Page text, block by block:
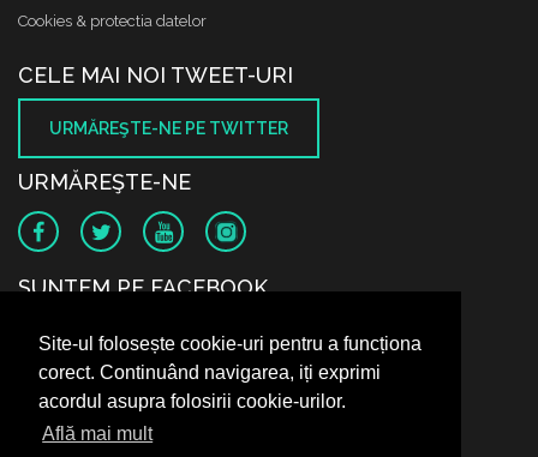
Site-ul folosește cookie-uri pentru a funcționa
corect. Continuând navigarea, iți exprimi
acordul asupra folosirii cookie-urilor.
Află mai mult
Cookies & protectia datelor
CELE MAI NOI TWEET-URI
URMĂREŞTE-NE PE TWITTER
URMĂREŞTE-NE
SUNTEM PE FACEBOOK